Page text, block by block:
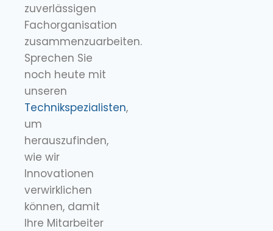
zuverlässigen
Fachorganisation
zusammenzuarbeiten.
Sprechen Sie
noch heute mit
unseren
Technikspezialisten,
um
herauszufinden,
wie wir
Innovationen
verwirklichen
können, damit
Ihre Mitarbeiter